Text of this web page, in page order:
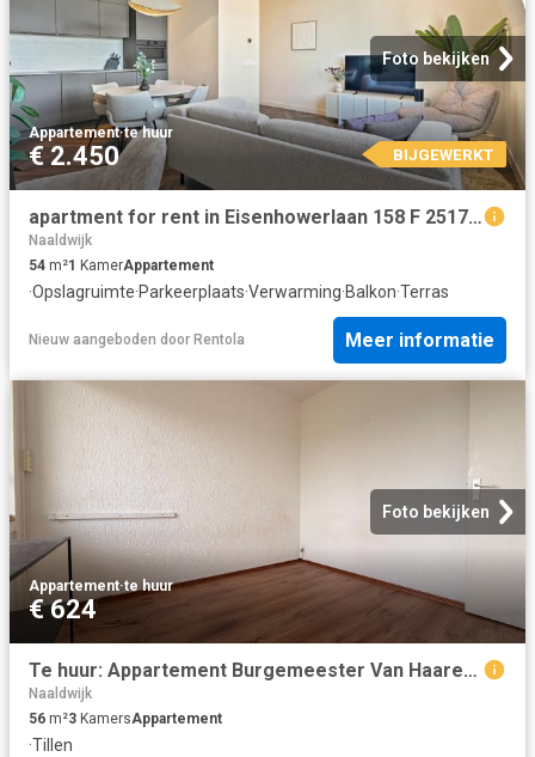
Foto bekijken
Appartement·te huur
€ 2.450 BIJGEWERKT
apartment for rent in Eisenhowerlaan 158 F 2517KP Den Haag Statenkwartier Den Haag
Naaldwijk
54 m²1 KamerAppartement
·Opslagruimte·Parkeerplaats·Verwarming·Balkon·Terras
Nieuw aangeboden door Rentola Meer informatie
Foto bekijken
Appartement·te huur
€ 624
Te huur: Appartement Burgemeester Van Haarenlaan 1326 kamer 2 in Schiedam
Naaldwijk
56 m²3 KamersAppartement
·Tillen